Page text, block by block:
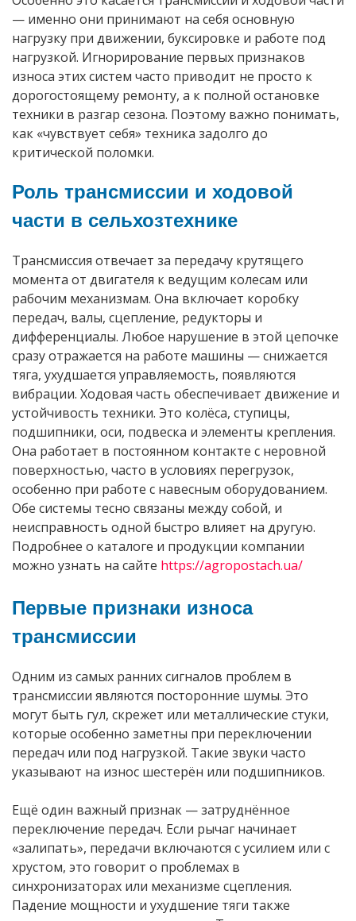
— именно они принимают на себя основную
нагрузку при движении, буксировке и работе под
нагрузкой. Игнорирование первых признаков
износа этих систем часто приводит не просто к
дорогостоящему ремонту, а к полной остановке
техники в разгар сезона. Поэтому важно понимать,
как «чувствует себя» техника задолго до
критической поломки.
Роль трансмиссии и ходовой
части в сельхозтехнике
Трансмиссия отвечает за передачу крутящего
момента от двигателя к ведущим колесам или
рабочим механизмам. Она включает коробку
передач, валы, сцепление, редукторы и
дифференциалы. Любое нарушение в этой цепочке
сразу отражается на работе машины — снижается
тяга, ухудшается управляемость, появляются
вибрации. Ходовая часть обеспечивает движение и
устойчивость техники. Это колёса, ступицы,
подшипники, оси, подвеска и элементы крепления.
Она работает в постоянном контакте с неровной
поверхностью, часто в условиях перегрузок,
особенно при работе с навесным оборудованием.
Обе системы тесно связаны между собой, и
неисправность одной быстро влияет на другую.
Подробнее о каталоге и продукции компании
можно узнать на сайте https://agropostach.ua/
Первые признаки износа
трансмиссии
Одним из самых ранних сигналов проблем в
трансмиссии являются посторонние шумы. Это
могут быть гул, скрежет или металлические стуки,
которые особенно заметны при переключении
передач или под нагрузкой. Такие звуки часто
указывают на износ шестерён или подшипников.
Ещё один важный признак — затруднённое
переключение передач. Если рычаг начинает
«залипать», передачи включаются с усилием или с
хрустом, это говорит о проблемах в
синхронизаторах или механизме сцепления.
Падение мощности и ухудшение тяги также